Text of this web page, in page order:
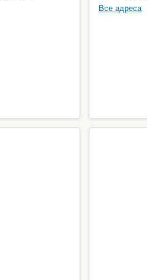
Все адреса